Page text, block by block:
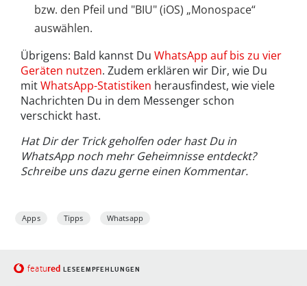
bzw. den Pfeil und "BIU" (iOS) „Monospace“
auswählen.
Übrigens: Bald kannst Du WhatsApp auf bis zu vier
Geräten nutzen. Zudem erklären wir Dir, wie Du
mitWhatsApp-Statistiken herausfindest, wie viele
Nachrichten Du in dem Messenger schon
verschickt hast.
Hat Dir der Trick geholfen oder hast Du in
WhatsApp noch mehr Geheimnisse entdeckt?
Schreibe uns dazu gerne einen Kommentar.
Apps Tipps Whatsapp
featured LESEEMPFEHLUNGEN